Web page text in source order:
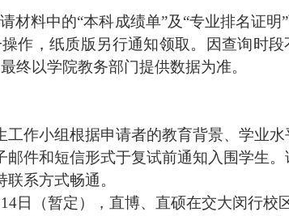
材料中的“本科成绩单”及“专业排名证
作，纸质版另行通知领取。因查询时
终以学院教务部门提供数据为准。
工作小组根据申请者的教育背景、学业
邮件和短信形式于复试前通知入围学生
系方式畅通。
14日（暂定），直博、直硕在交大闵行校